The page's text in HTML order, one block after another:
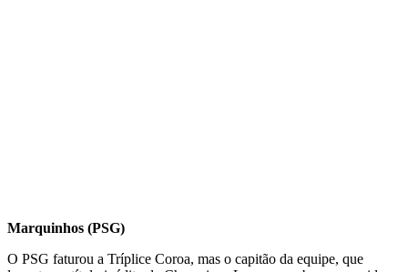
Marquinhos (PSG)
O PSG faturou a Tríplice Coroa, mas o capitão da equipe, que